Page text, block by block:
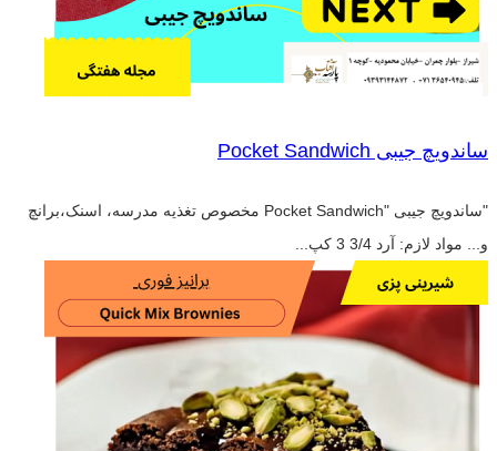
ساندویچ جیبی Pocket Sandwich
"ساندویچ جیبی "Pocket Sandwich مخصوص تغذیه مدرسه، اسنک،برانچ
و... مواد لازم: آرد 3/4 3 کپ...